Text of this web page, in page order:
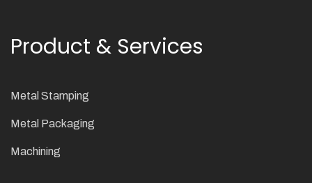
Product & Services
Metal Stamping
Metal Packaging
Machining